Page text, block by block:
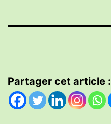
Partager cet article :